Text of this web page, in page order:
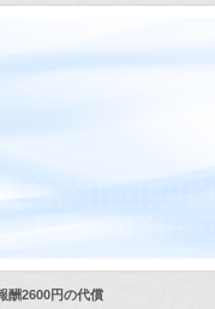
酬2600円の代償